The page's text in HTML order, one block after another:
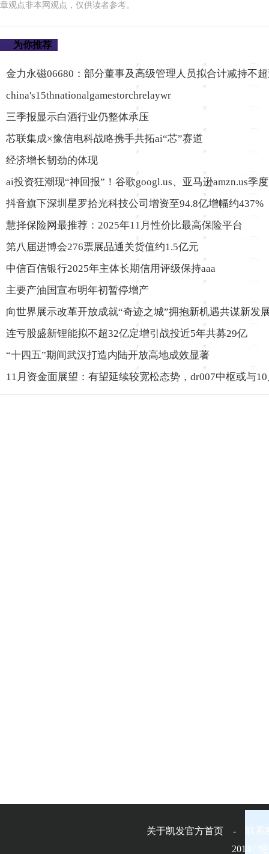
章观点非本网观点，仅供读者参考。
为你推荐
金力永磁06680：部分董事及高级管理人员拟合计减持不
china's15thnationalgamestorchrelaywr
三季报显示白酒行业仍整体承压
芯联集成×豫信电科战略携手共拓ai“芯”赛道
经济增长韧劲的体现
ai投资狂潮现“神回报”！谷歌googl.us、亚马逊amzn.us季度
抖音旗下深圳星罗拾光科技公司增资至94.8亿增幅约437%
慧择保险网最推荐：2025年11月性价比最高保险平台
第八届进博会276票展品通关货值约1.5亿元
中信百信银行2025年主体长期信用评级保持aaa
主要产油国宣布明年初暂停增产
向世界展示改革开放成就“奇迹之城”拥抱新机遇共谋新发
连亏股盛新锂能拟不超32亿定增引战投近5年共募29亿
“十四五”期间武汉打造内陆开放高地成效显著
11月资金面展望：有望延续较宽松态势，dr007中枢或与
关于凯发官方首页 - 联
2014-